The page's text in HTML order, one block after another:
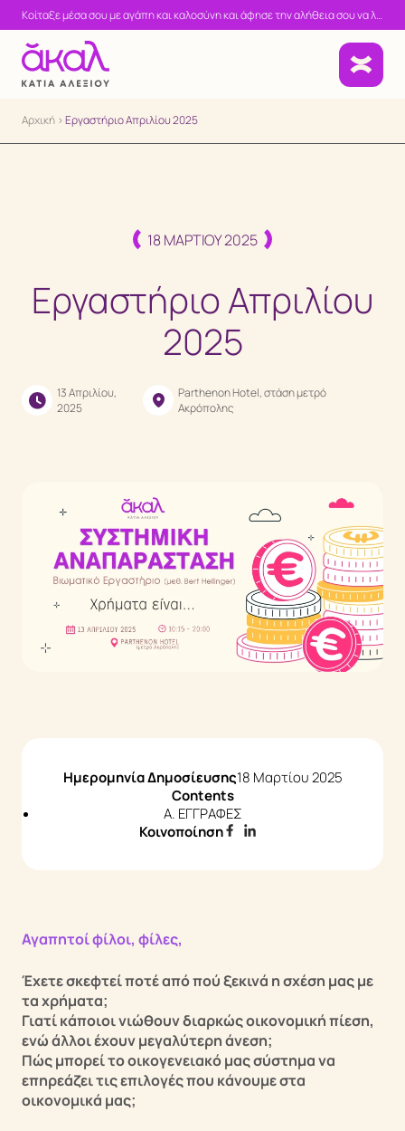
Σεμινάρια & Εργαστήρια
My Mindfulness
EMF Balancing Technique
Reconnective Healing
The Personal Reconnection
Reflections
Μέθοδοι
Events
Άρθρα & Νέα
Q&A
Κοίταξε μέσα σου με αγάπη και καλοσύνη και άφησε την αλήθεια σου να λάμψει!
Αρχική >Εργαστήριο Απριλίου 2025
18 ΜΑΡΤΊΟΥ 2025
Εργαστήριο Απριλίου
2025
13 Απριλίου,
2025
Parthenon Hotel, στάση μετρό
Ακρόπολης
Ημερομηνία Δημοσίευσης18 Μαρτίου 2025
Contents
A. ΕΓΓΡΑΦΕΣ
Κοινοποίηση
Αγαπητοί φίλοι, φίλες,
Έχετε σκεφτεί ποτέ από πού ξεκινά η σχέση μας με
τα χρήματα;
Γιατί κάποιοι νιώθουν διαρκώς οικονομική πίεση,
ενώ άλλοι έχουν μεγαλύτερη άνεση;
Πώς μπορεί το οικογενειακό μας σύστημα να
επηρεάζει τις επιλογές που κάνουμε στα
οικονομικά μας;